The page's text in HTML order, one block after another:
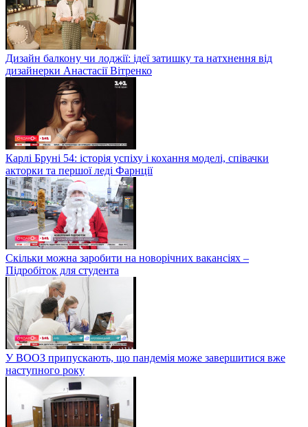
Дизайн балкону чи лоджії: ідеї затишку та натхнення від
дизайнерки Анастасії Вітренко
Карлі Бруні 54: історія успіху і кохання моделі, співачки
акторки та першої леді Фарнції
Скільки можна заробити на новорічних вакансіях –
Підробіток для студента
У ВООЗ припускають, що пандемія може завершитися вже
наступного року